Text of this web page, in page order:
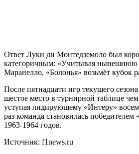
Ответ Луки ди Монтедземоло был
категоричным: «Учитывая нынешнюю
Маранелло, «Болонья» возьмёт кубок
После пятнадцати игр текущего
шестое место в турнирной таблице
уступая лидирующему «Интеру»
раз команда становилась
1963-1964 годов.
Источник: f1news.ru